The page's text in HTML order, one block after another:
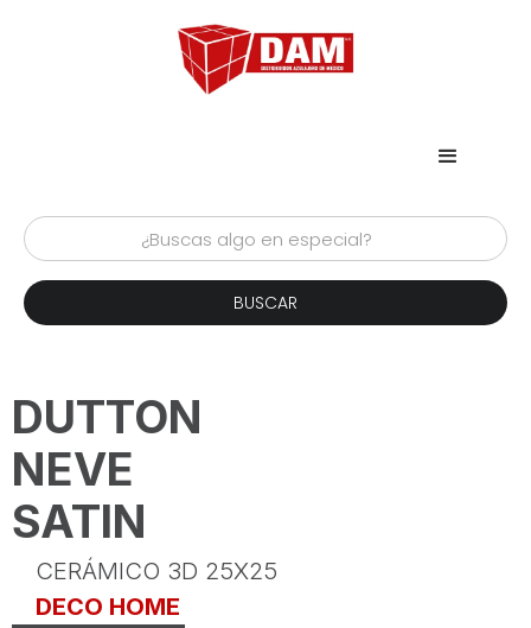
DUTTON
NEVE
SATIN
CERÁMICO 3D 25X25
DECO HOME